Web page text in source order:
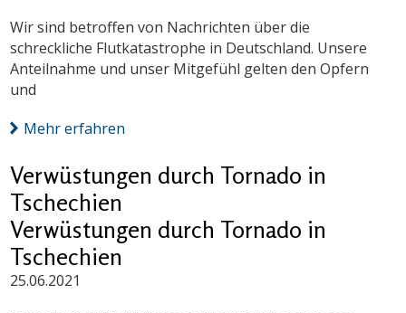
Wir sind betroffen von Nachrichten über die
schreckliche Flutkatastrophe in Deutschland. Unsere
Anteilnahme und unser Mitgefühl gelten den Opfern
und
Mehr erfahren
Verwüstungen durch Tornado in
Tschechien
Verwüstungen durch Tornado in
Tschechien
25.06.2021